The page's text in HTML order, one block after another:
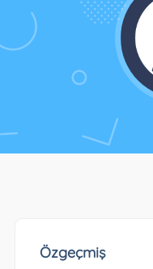
Özgeçmiş